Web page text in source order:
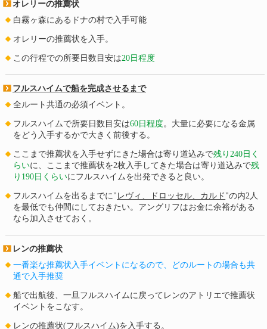
オレリーの推薦状
白霧ヶ森にあるドナの村で入手可能
オレリーの推薦状を入手。
この行程での所要日数目安は20日程度
フルスハイムで船を完成させるまで
全ルート共通の必須イベント。
フルスハイムで所要日数目安は60日程度。大量に必要になる金属
をどう入手するかで大きく前後する。
ここまで推薦状を入手せずにきた場合は寄り道込みで残り240日く
らいに、ここまで推薦状を2枚入手してきた場合は寄り道込みで残
り190日くらいにフルスハイムを出発できると良い。
フルスハイムを出るまでに" レヴィ、ドロッセル、カルド "の内2人
を最低でも仲間にしておきたい。アングリフはお金に余裕がある
なら加入させておく。
レンの推薦状
一番楽な推薦状入手イベントになるので、どのルートの場合も共
通で入手推奨
船で出航後、一旦フルスハイムに戻ってレンのアトリエで推薦状
イベントをこなす。
レンの推薦状(フルスハイム)を入手する。